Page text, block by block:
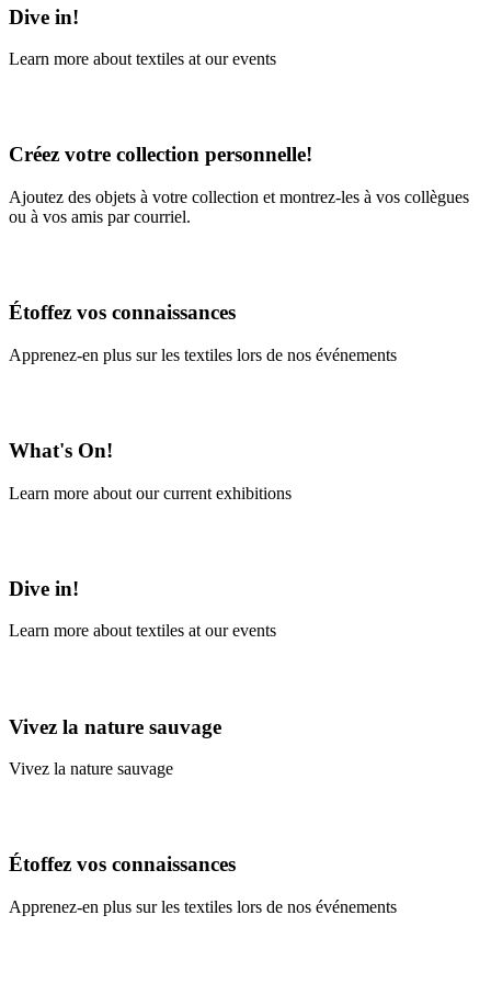
Dive in!
Learn more about textiles at our events
Créez votre collection personnelle!
Ajoutez des objets à votre collection et montrez-les à vos collègues
ou à vos amis par courriel.
Étoffez vos connaissances
Apprenez-en plus sur les textiles lors de nos événements
What's On!
Learn more about our current exhibitions
Dive in!
Learn more about textiles at our events
Vivez la nature sauvage
Vivez la nature sauvage
Étoffez vos connaissances
Apprenez-en plus sur les textiles lors de nos événements